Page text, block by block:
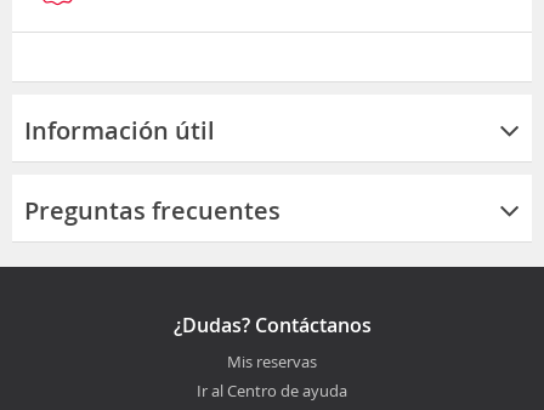
Información útil
Preguntas frecuentes
¿Dudas? Contáctanos
Mis reservas
Ir al Centro de ayuda